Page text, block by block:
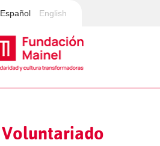
Español English
Voluntariado